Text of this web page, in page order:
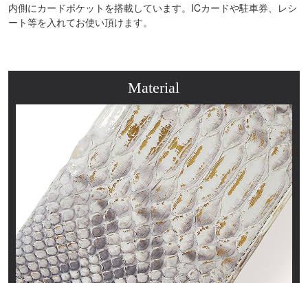
内側にカードポケットを搭載しています。ICカードや駐車券、レシ
ート等を入れてお使い頂けます。
Material